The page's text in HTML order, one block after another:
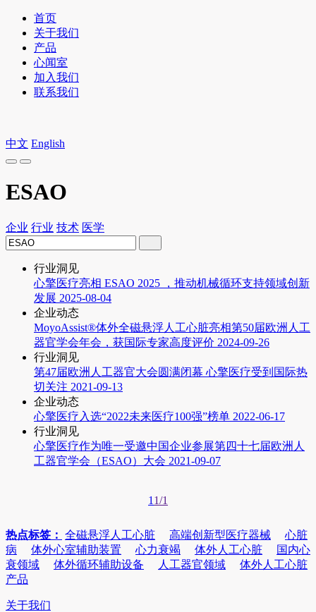
首页
关于我们
产品
心闻室
加入我们
联系我们
中文 English
ESAO
企业 行业 技术 医学
行业洞见
心擎医疗亮相 ESAO 2025 ，推动机械循环支持领域创新
发展 2025-08-04
企业动态
MoyoAssist®体外全磁悬浮人工心脏亮相第50届欧洲人工
器官学会年会，获国际专家高度评价 2024-09-26
行业洞见
第47届欧洲人工器官大会圆满闭幕 心擎医疗受到国际热
切关注 2021-09-13
企业动态
心擎医疗入选“2022未来医疗100强”榜单 2022-06-17
行业洞见
心擎医疗作为唯一受邀中国企业参展第四十七届欧洲人
工器官学会（ESAO）大会 2021-09-07
1 1/1
热点标签： 全磁悬浮人工心脏 高端创新型医疗器械
心脏
病
体外心室辅助装置 心力衰竭 体外人工心脏
国内心
衰领域
体外循环辅助设备 人工器官领域
体外人工心脏
产品
关于我们